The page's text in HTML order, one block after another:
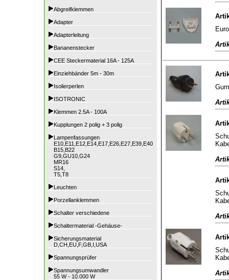
Abgreifklemmen
Adapter
Adapterleitung
Bananenstecker
CEE Steckermaterial 16A - 125A
Einziehbänder 5m - 30m
Isolierperlen
ISOTRONIC
Klemmen 2.5A - 100A
Kupplungen 2 polig + 3 polig
Lampenfassungen
E10,E11,E12,E14,E17,E26,E27,E39,E40
B15,B22
G9,GU10,G24
MR16
S14,
T5,T8
Leuchten
Porzellanklemmen
Schalter verschiedene
Schaltermaterial -Gehäuse-
Sicherungsmaterial
D,CH,EU,F,GB,I,USA
Spannungsprüfer
Spannungsumwandler
55 W - 10.000 W